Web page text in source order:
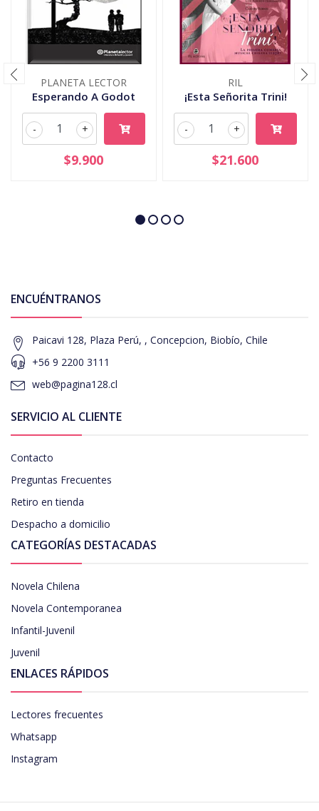
PLANETA LECTOR
Esperando A Godot
+
-
$9.900
RIL
¡Esta Señorita Trini!
+
-
$21.600
ENCUÉNTRANOS
Paicavi 128, Plaza Perú, , Concepcion, Biobío, Chile
+56 9 2200 3111
web@pagina128.cl
SERVICIO AL CLIENTE
Contacto
Preguntas Frecuentes
Retiro en tienda
Despacho a domicilio
CATEGORÍAS DESTACADAS
Novela Chilena
Novela Contemporanea
Infantil-Juvenil
Juvenil
ENLACES RÁPIDOS
Lectores frecuentes
Whatsapp
Instagram